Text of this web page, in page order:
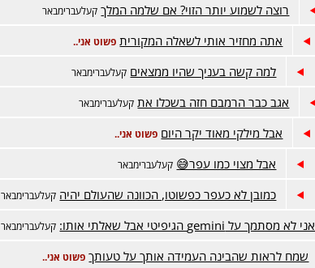
רוצה לשמוע יותר הזוי? אם שלמה המלך קעלעברימבאר
אתה מחזיר אותי לשאלה המקורית פשוט אני..
למה קשה בעניך שהיו ממצאים קעלעברימבאר
אגב כבר הרמבם חזה בשכלו את קעלעברימבאר
אבל מילקי מאוד יקר היום פשוט אני..
אבל מצוי כמו עפר😅 קעלעברימבאר
כמובן לא כעפר כפשוטו, הכוונה שהעולם יהיה קעלעברימבאר
אני לא מסתמך על gemini הגיפיטי אבל שאלתי אותו: קעלעברימבאר
שמח לראות שהבינה העמידה אותך על טעותך פשוט אני..